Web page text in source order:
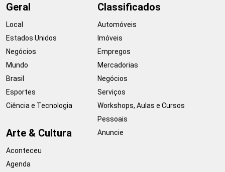
Geral
Local
Estados Unidos
Negócios
Mundo
Brasil
Esportes
Ciência e Tecnologia
Arte & Cultura
Aconteceu
Agenda
Classificados
Automóveis
Imóveis
Empregos
Mercadorias
Negócios
Serviços
Workshops, Aulas e Cursos
Pessoais
Anuncie